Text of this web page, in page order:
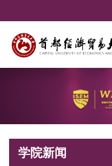
学院新闻